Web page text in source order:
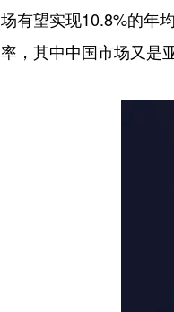
场有望实现10.8%的年
率，其中中国市场又是